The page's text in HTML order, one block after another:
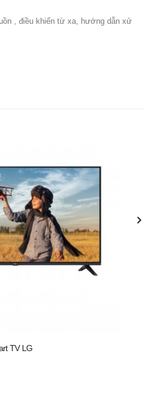
, điều khiển từ xa, hướng dẫn xử
TV LG